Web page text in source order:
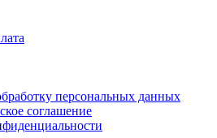
персональных данных
соглашение